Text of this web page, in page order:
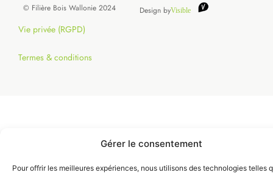
Gérer le consentement
Pour offrir les meilleures expériences, nous utilisons des technologies telles
© Filière Bois Wallonie 2024
Vie privée (RGPD)
Termes & conditions
Design byVisible